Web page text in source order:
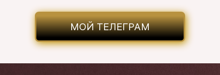
МОЙ ТЕЛЕГРАМ